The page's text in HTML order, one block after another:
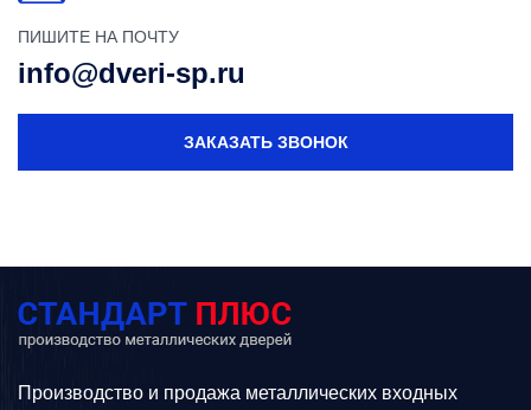
ПИШИТЕ НА ПОЧТУ
info@dveri-sp.ru
ЗАКАЗАТЬ ЗВОНОК
Производство и продажа металлических входных